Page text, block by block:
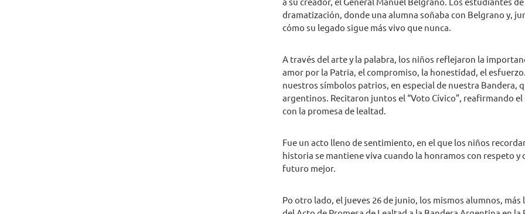
a su creador, el General Manuel Belgrano. Los estudiantes
dramatización, donde una alumna soñaba con Belgrano y,
cómo su legado sigue más vivo que nunca.
A través del arte y la palabra, los niños reflejaron la
amor por la Patria, el compromiso, la honestidad, el
nuestros símbolos patrios, en especial de nuestra Bandera,
argentinos. Recitaron juntos el “Voto Cívico”, reafirmando
con la promesa de lealtad.
Fue un acto lleno de sentimiento, en el que los niños
historia se mantiene viva cuando la honramos con respeto y
futuro mejor.
Po otro lado, el jueves 26 de junio, los mismos alumnos,